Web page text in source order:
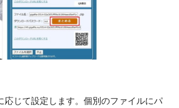
応じて設定します。個別のファイルにパ